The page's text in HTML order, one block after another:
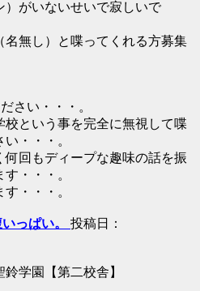
）がいないせいで寂しいで
名無し）と喋ってくれる方募集
さい・・・。
校という事を完全に無視して喋
・・・。
何回もディープな趣味の話を振
・・・。
・・・。
っぱい。 投稿日：
鈴学園【第二校舎】